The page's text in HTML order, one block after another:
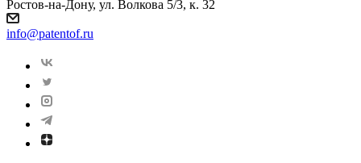
Ростов-на-Дону, ул. Волкова 5/3, к. 32
info@patentof.ru